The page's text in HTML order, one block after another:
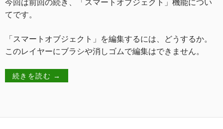
今回は前回の続き、「スマートオブジェクト」機能につい
てです。
「スマートオブジェクト」を編集するには、どうするか。
このレイヤーにブラシや消しゴムで編集はできません。
続きを読む →